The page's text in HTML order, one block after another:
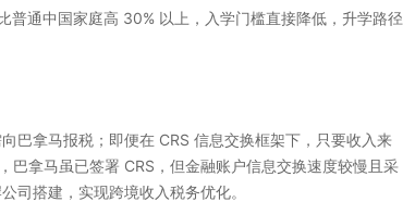
通中国家庭高 30% 以上，入学门槛直接降低，升学路径
巴拿马报税；即便在 CRS 信息交换框架下，只要收入来
巴拿马虽已签署 CRS，但金融账户信息交换速度较慢且采
司搭建，实现跨境收入税务优化。